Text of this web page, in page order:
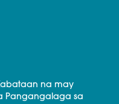
na may
Pangangalaga sa